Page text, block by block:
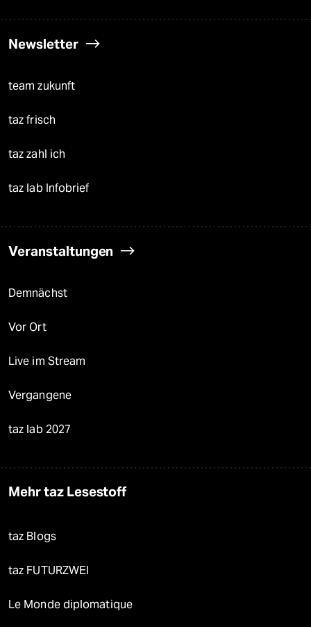
Newsletter
team zukunft
taz frisch
taz zahl ich
taz lab Infobrief
Veranstaltungen
Demnächst
Vor Ort
Live im Stream
Vergangene
taz lab 2027
Mehr taz Lesestoff
taz Blogs
taz FUTURZWEI
Le Monde diplomatique